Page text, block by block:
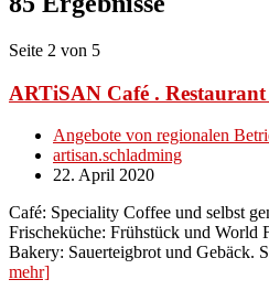
Seite 2 von 5
ARTiSAN Café .
Angebote von regionalen
artisan.schladming
22. April 2020
Café: Speciality Coffee und selbst
Frischeküche: Frühstück und World
Bakery: Sauerteigbrot und Gebäck.
mehr]